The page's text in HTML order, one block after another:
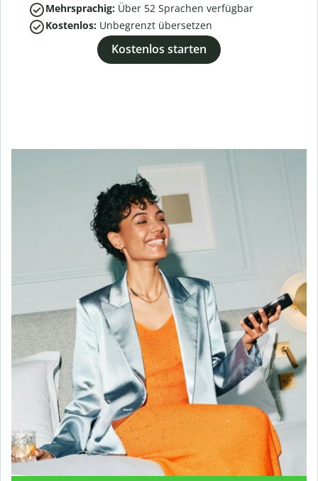
Mehrsprachig: Über 52 Sprachen verfügbar
Kostenlos: Unbegrenzt übersetzen
Kostenlos starten